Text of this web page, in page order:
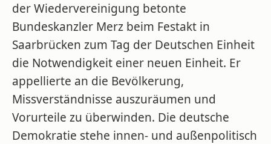
der Wiedervereinigung betonte
Bundeskanzler Merz beim Festakt in
Saarbrücken zum Tag der Deutschen Einheit
die Notwendigkeit einer neuen Einheit. Er
appellierte an die Bevölkerung,
Missverständnisse auszuräumen und
Vorurteile zu überwinden. Die deutsche
Demokratie stehe innen- und außenpolitisch